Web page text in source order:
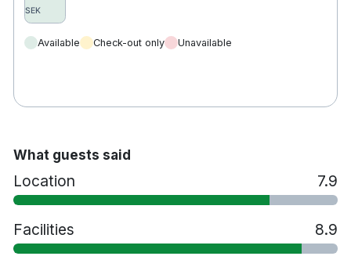
alternativt boka på plats
Rökfritt
Available Check-out only Unavailable
What guests said
Location 7.9
Facilities 8.9